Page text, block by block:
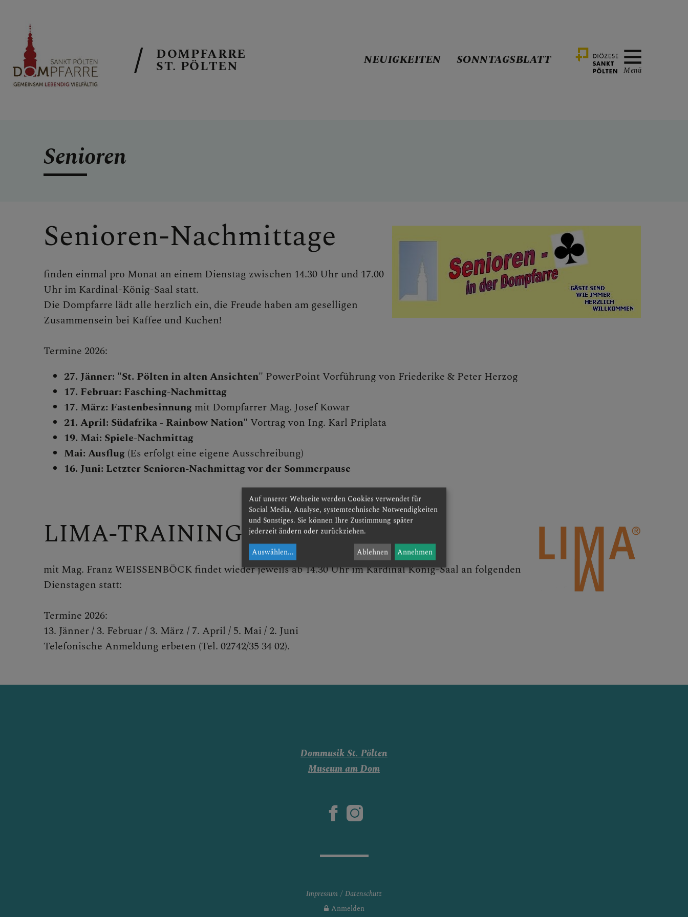
SONNTAGSBLATT
KONTAKT
KINDER UND FAMILIEN
SAKRAMENTE
PFARRLICHE GRUPPEN
DomMinis
Katholisches Bildungswerk
Senioren
DOM AKTUELL
GLAUBENSVERTIEFUNG
DOMKIRCHE
DOMPFARRE
ST. PÖLTEN NEUIGKEITEN SONNTAGSBLATT
Menü
Senioren
Senioren-Nachmittage
finden einmal pro Monat an einem Dienstag zwischen 14.30 Uhr und 17.00
Uhr im Kardinal-König-Saal statt.
Die Dompfarre lädt alle herzlich ein, die Freude haben am geselligen
Zusammensein bei Kaffee und Kuchen!
Termine 2026:
27. Jänner: "St. Pölten in alten Ansichten" PowerPoint Vorführung von Friederike & Peter Herzog
17. Februar: Fasching-Nachmittag
17. März: Fastenbesinnung mit Dompfarrer Mag. Josef Kowar
21. April: Südafrika - Rainbow Nation" Vortrag von Ing. Karl Priplata
19. Mai: Spiele-Nachmittag
Mai: Ausflug (Es erfolgt eine eigene Ausschreibung)
16. Juni: Letzter Senioren-Nachmittag vor der Sommerpause
LIMA-TRAINING
mit Mag. Franz WEISSENBÖCK findet wieder jeweils ab 14.30 Uhr im Kardinal König-Saal an folgenden
Dienstagen statt:
Termine 2026:
13. Jänner / 3. Februar / 3. März / 7. April / 5. Mai / 2. Juni
Telefonische Anmeldung erbeten (Tel. 02742/35 34 02).
Dommusik St. Pölten
Museum am Dom
Impressum
Datenschutz
Anmelden
Auf unserer Webseite werden Cookies verwendet für
Social Media, Analyse, systemtechnische Notwendigkeiten
und Sonstiges. Sie können Ihre Zustimmung später
jederzeit ändern oder zurückziehen.
Auswählen... Ablehnen Annehmen